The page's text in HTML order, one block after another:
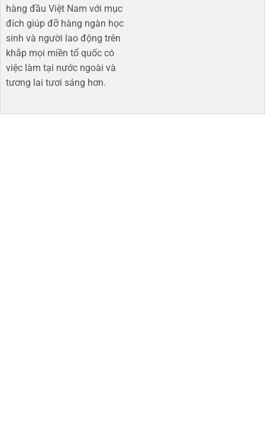
hàng đầu Việt Nam với mục
đích giúp đỡ hàng ngàn học
sinh và người lao động trên
khắp mọi miền tổ quốc có
việc làm tại nước ngoài và
tương lai tươi sáng hơn​.